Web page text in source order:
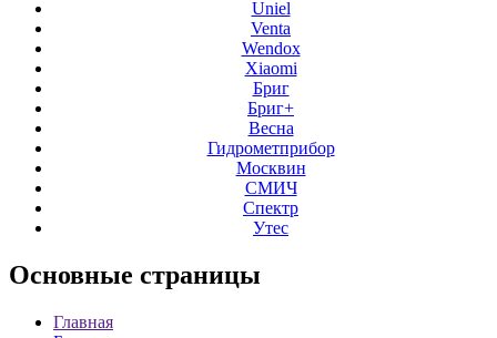
Uniel
Venta
Wendox
Xiaomi
Бриг
Бриг+
Весна
Гидрометприбор
Москвин
СМИЧ
Спектр
Утес
Основные страницы
Главная